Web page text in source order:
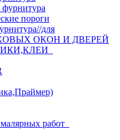
пороги
для
ОКОН И ДВЕРЕЙ
работ